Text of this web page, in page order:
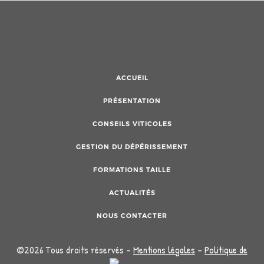
ACCUEIL
PRÉSENTATION
CONSEILS VITICOLES
GESTION DU DÉPÉRISSEMENT
FORMATIONS TAILLE
ACTUALITÉS
NOUS CONTACTER
©2026 Tous droits réservés - Mentions légales - Politique de